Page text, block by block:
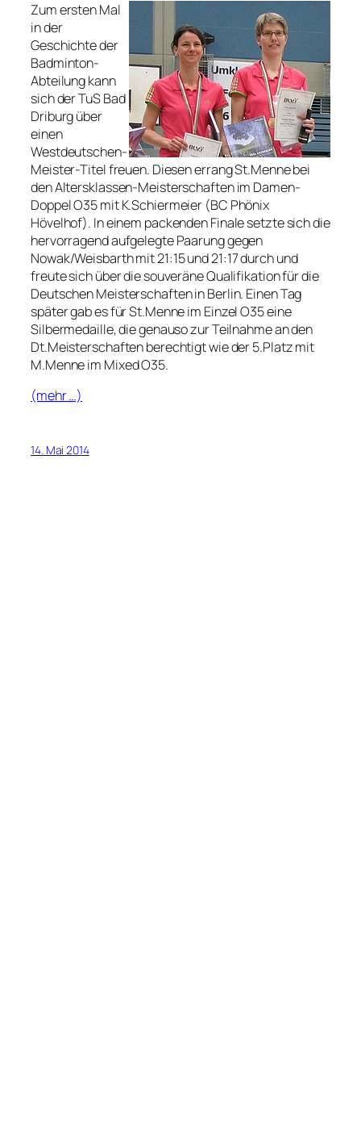
Zum ersten Mal
in der
Geschichte der
Badminton-
Abteilung kann
sich der TuS Bad
Driburg über
einen
Westdeutschen-
Meister-Titel freuen. Diesen errang St.Menne bei
den Altersklassen-Meisterschaften im Damen-
Doppel O35 mit K.Schiermeier (BC Phönix
Hövelhof). In einem packenden Finale setzte sich die
hervorragend aufgelegte Paarung gegen
Nowak/Weisbarth mit 21:15 und 21:17 durch und
freute sich über die souveräne Qualifikation für die
Deutschen Meisterschaften in Berlin. Einen Tag
später gab es für St.Menne im Einzel O35 eine
Silbermedaille, die genauso zur Teilnahme an den
Dt.Meisterschaften berechtigt wie der 5.Platz mit
M.Menne im Mixed O35.
(mehr …)
14. Mai 2014